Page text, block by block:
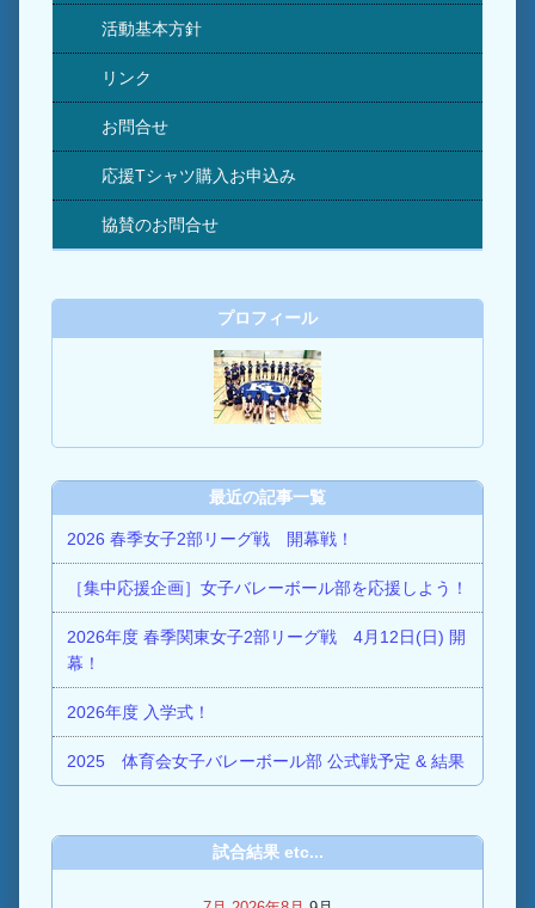
活動基本方針
リンク
お問合せ
応援Tシャツ購入お申込み
協賛のお問合せ
プロフィール
最近の記事一覧
2026 春季女子2部リーグ戦 開幕戦！
［集中応援企画］女子バレーボール部を応援しよう！
2026年度 春季関東女子2部リーグ戦 4月12日(日) 開
幕！
2026年度 入学式！
2025 体育会女子バレーボール部 公式戦予定 & 結果
試合結果 etc...